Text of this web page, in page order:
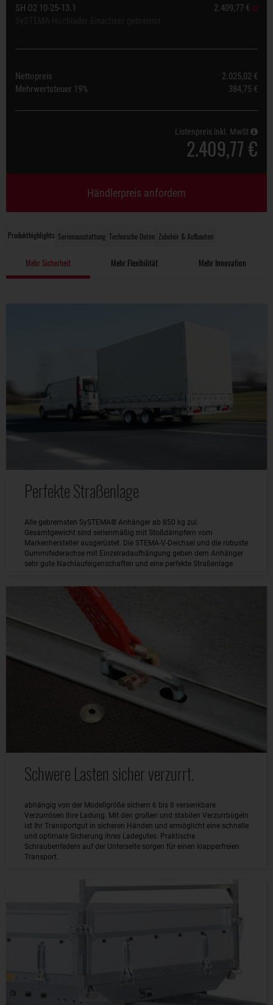
Produkthighlights Serienausstattung Technische Daten Zubehör & Aufbauten
Mehr Sicherheit Mehr Flexibilität Mehr Innovation
Perfekte Straßenlage
Alle gebremsten SySTEMA® Anhänger ab 850 kg zul.
Gesamtgewicht sind serienmäßig mit Stoßdämpfern vom
Markenhersteller ausgerüstet. Die STEMA-V-Deichsel und die robuste
Gummifederachse mit Einzelradaufhängung geben dem Anhänger
sehr gute Nachlaufeigenschaften und eine perfekte Straßenlage.
Schwere Lasten sicher verzurrt.
abhängig von der Modellgröße sichern 6 bis 8 versenkbare
Verzurrösen Ihre Ladung. Mit den großen und stabilen Verzurrbügeln
ist Ihr Transportgut in sicheren Händen und ermöglicht eine schnelle
und optimale Sicherung ihres Ladegutes. Praktische
Schraubenfedern auf der Unterseite sorgen für einen klapperfreien
Transport.
SH O2 10-25-13.1
2.409,77 €
Nettopreis
2.025,02 €
Mehrwertsteuer 19% 384,75 €
Listenpreis inkl. MwSt
2.409,77 €
Händlerpreis anfordern